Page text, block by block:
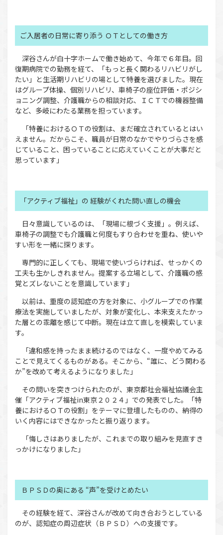
ご入居者の日常に寄り添う ＯＴとしての働き方
深谷さんが白十字ホームで働き始めて、今年で６年目。回
復期病院での勤務を経て、「もっと長く関わるリハビリがし
たい」と生活期リハビリの場として特養を選びました。現在
はグループ体操、個別リハビリ、車椅子の座位評価・ポジシ
ョニング調整、介護職からの相談対応、ＩＣＴでの機器整備
など、多岐にわたる業務を担っています。
「特養におけるＯＴの役割は、まだ確立されているとはい
えません。だからこそ、職員が日常のなかでやりづらさを感
じていること、困っていることに応えていくことが大事だと
思っています」
「アクティブ福祉」の 経験がくれた問い直しの機会
日々意識しているのは、「現場に根づく支援」。例えば、
車椅子の調整でも介護職と何度もすり合わせを重ね、使いや
すい形を一緒に探ります。
専門的に正しくても、現場で使いづらければ、せっかくの
工夫も生かしきれません。提案する立場として、介護職の感
覚とズレないことを意識しています」
以前は、重度の認知症の方を対象に、小グループでの作業
療法を実施していましたが、対象が変化し、本来支えたかっ
た層との乖離を感じて中断。現在は立て直しを模索していま
す。
「違和感を持ったまま続けるのではなく、一度やめてみる
ことで見えてくるものがある。そこから、“誰に、どう関わる
か”を改めて考えるようになりました」
その問いを突きつけられたのが、東京都社会福祉協議会主
催「アクティブ福祉in東京２０２４」での発表でした。「特
養におけるＯＴの役割」をテーマに登壇したものの、納得の
いく内容にはできなかったと振り返ります。
「悔しさはありましたが、これまでの取り組みを見直すき
っかけになりました」
ＢＰＳＤの奥にある “声”を受けとめたい
その経験を経て、深谷さんが改めて向き合おうとしている
のが、認知症の周辺症状（ＢＰＳＤ）への支援です。